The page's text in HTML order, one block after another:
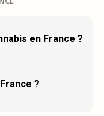
en France ?
?